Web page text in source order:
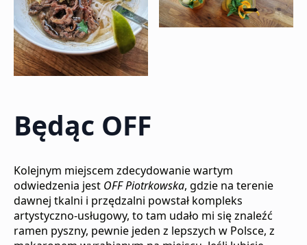
Będąc OFF
Kolejnym miejscem zdecydowanie wartym
odwiedzenia jest OFF Piotrkowska, gdzie na terenie
dawnej tkalni i przędzalni powstał kompleks
artystyczno-usługowy, to tam udało mi się znaleźć
ramen pyszny, pewnie jeden z lepszych w Polsce, z